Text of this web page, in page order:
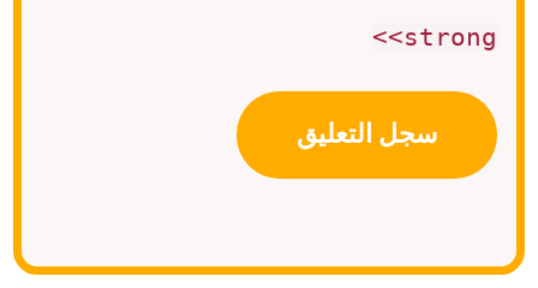
<strong>